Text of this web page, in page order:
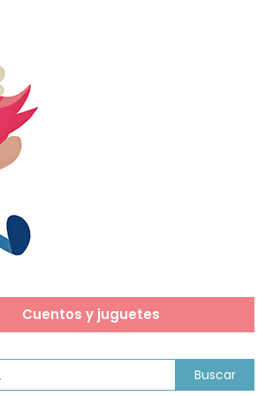
Cuentos y juguetes
Buscar: